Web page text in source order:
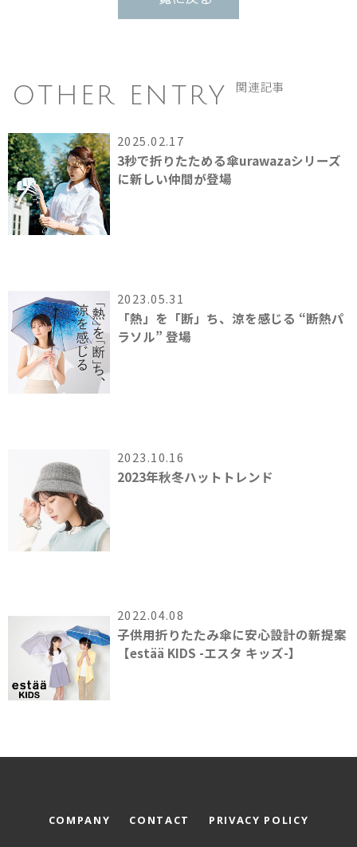
OTHER ENTRY 関連記事
2025.02.17
3秒で折りたためる傘urawazaシリーズ
に新しい仲間が登場
2023.05.31
「熱」を「断」ち、涼を感じる “断熱パ
ラソル” 登場
2023.10.16
2023年秋冬ハットトレンド
2022.04.08
子供用折りたたみ傘に安心設計の新提案
【estää KIDS -エスタ キッズ-】
COMPANY CONTACT PRIVACY POLICY